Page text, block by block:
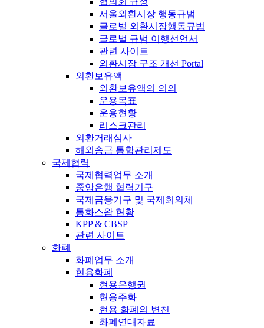
서울외환시장 행동규범
글로벌 외환시장행동규범
글로벌 규범 이행선언서
관련 사이트
외환시장 구조 개선 Portal
외환보유액
외환보유액의 의의
운용목표
운용현황
리스크관리
외환거래심사
해외송금 통합관리제도
국제협력
국제협력업무 소개
중앙은행 협력기구
국제금융기구 및 국제회의체
통화스왑 현황
KPP & CBSP
관련 사이트
화폐
화폐업무 소개
현용화폐
현용은행권
현용주화
현용 화폐의 변천
화폐연대자료